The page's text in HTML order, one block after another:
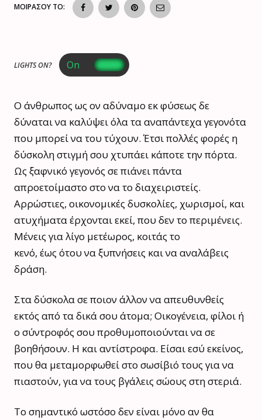
ΜΟΙΡΑΣΟΥ ΤΟ:
LIGHTS ON?
Ο άνθρωπος ως ον αδύναμο εκ φύσεως δε
δύναται να καλύψει όλα τα αναπάντεχα γεγονότα
που μπορεί να του τύχουν. Έτσι πολλές φορές η
δύσκολη στιγμή σου χτυπάει κάποτε την πόρτα.
Ως ξαφνικό γεγονός σε πιάνει πάντα
απροετοίμαστο στο να το διαχειριστείς.
Αρρώστιες, οικονομικές δυσκολίες, χωρισμοί, και
ατυχήματα έρχονται εκεί, που δεν το περιμένεις.
Μένεις για λίγο μετέωρος, κοιτάς το
κενό, έως ότου να ξυπνήσεις και να αναλάβεις
δράση.
Στα δύσκολα σε ποιον άλλον να απευθυνθείς
εκτός από τα δικά σου άτομα; Οικογένεια, φίλοι ή
ο σύντροφός σου προθυμοποιούνται να σε
βοηθήσουν. Η και αντίστροφα. Είσαι εσύ εκείνος,
που θα μεταμορφωθεί στο σωσίβιό τους για να
πιαστούν, για να τους βγάλεις σώους στη στεριά.
Το σημαντικό ωστόσο δεν είναι μόνο αν θα